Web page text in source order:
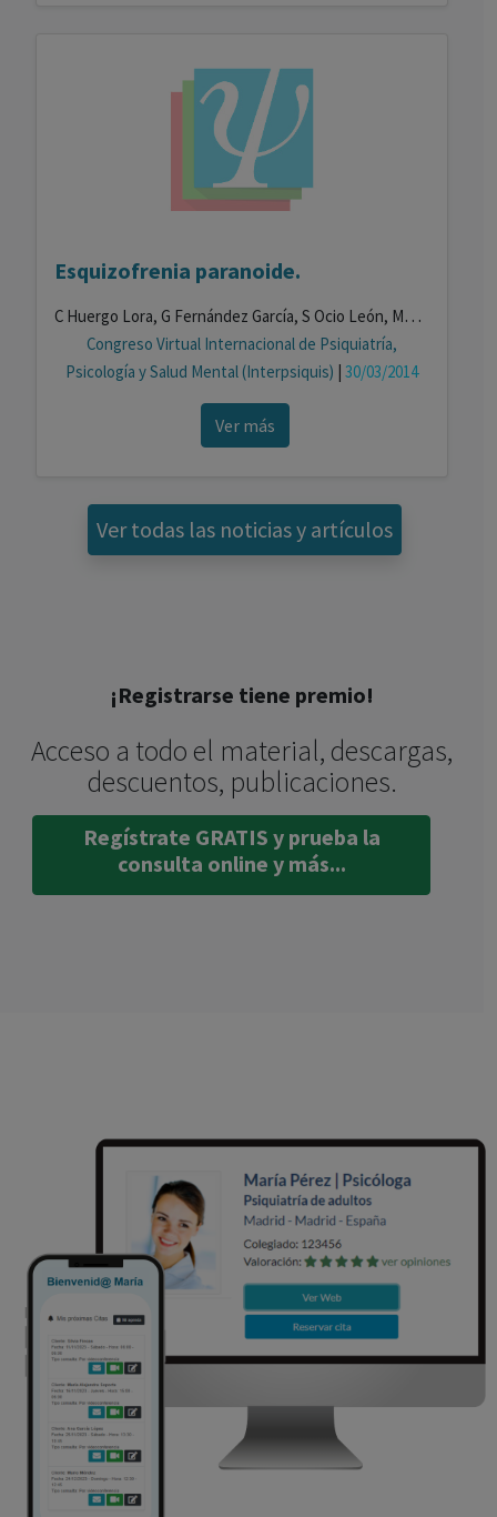
Esquizofrenia paranoide.
C Huergo Lora, G Fernández García, S Ocio León, MF Gómez Simón, MJ Hernández González
Congreso Virtual Internacional de Psiquiatría,
Psicología y Salud Mental (Interpsiquis) | 30/03/2014
Ver más
Ver todas las noticias y artículos
¡Registrarse tiene premio!
Acceso a todo el material, descargas,
descuentos, publicaciones.
Regístrate GRATIS y prueba la
consulta online y más...